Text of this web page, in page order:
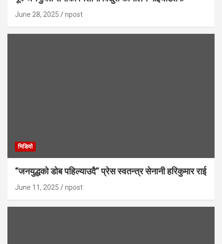
June 28, 2025 npost
भिडियाे
“जनयुद्धको डोब पहिल्याउदै” प्रेस स्वतन्त्र सेनानी हरिकुमार राई
June 11, 2025 npost